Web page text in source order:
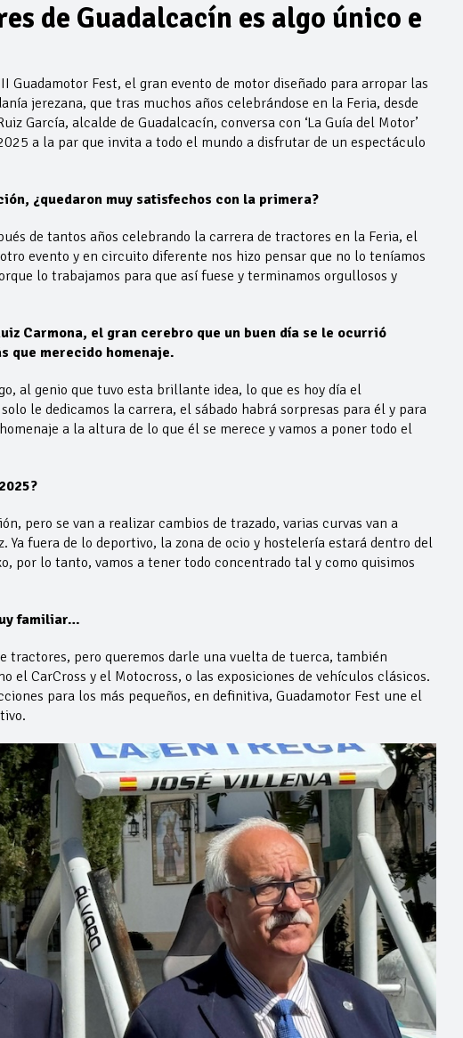
de Guadalcacín es algo único e
Guadamotor Fest, el gran evento de motor diseñado para arropar las
jerezana, que tras muchos años celebrándose en la Feria, desde
García, alcalde de Guadalcacín, conversa con ‘La Guía del Motor’
a la par que invita a todo el mundo a disfrutar de un espectáculo
¿quedaron muy satisfechos con la primera?
de tantos años celebrando la carrera de tractores en la Feria, el
evento y en circuito diferente nos hizo pensar que no lo teníamos
lo trabajamos para que así fuese y terminamos orgullosos y
Carmona, el gran cerebro que un buen día se le ocurrió
que merecido homenaje.
al genio que tuvo esta brillante idea, lo que es hoy día el
le dedicamos la carrera, el sábado habrá sorpresas para él y para
a la altura de lo que él se merece y vamos a poner todo el
pero se van a realizar cambios de trazado, varias curvas van a
Ya fuera de lo deportivo, la zona de ocio y hostelería estará dentro del
por lo tanto, vamos a tener todo concentrado tal y como quisimos
familiar…
tractores, pero queremos darle una vuelta de tuerca, también
el CarCross y el Motocross, o las exposiciones de vehículos clásicos.
para los más pequeños, en definitiva, Guadamotor Fest une el